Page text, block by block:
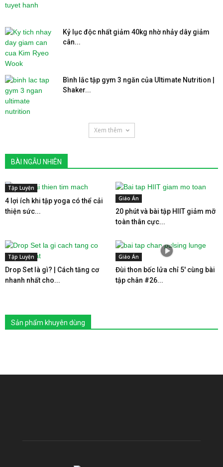
Kỷ lục độc nhất giảm 40kg nhờ nhảy dây giảm
cân...
Bình lắc tập gym 3 ngăn của Ultimate Nutrition |
Shaker...
Xem thêm
BÀI NGẪU NHIÊN
Tập Luyện
4 lợi ích khi tập yoga có thể cải
thiện sức...
Giáo Án
20 phút và bài tập HIIT giảm mỡ
toàn thân cực...
Tập Luyện
Drop Set là gì? | Cách tăng cơ
nhanh nhất cho...
Giáo Án
Đùi thon bốc lửa chỉ 5′ cùng bài
tập chân #26...
Sản phẩm khuyên dùng